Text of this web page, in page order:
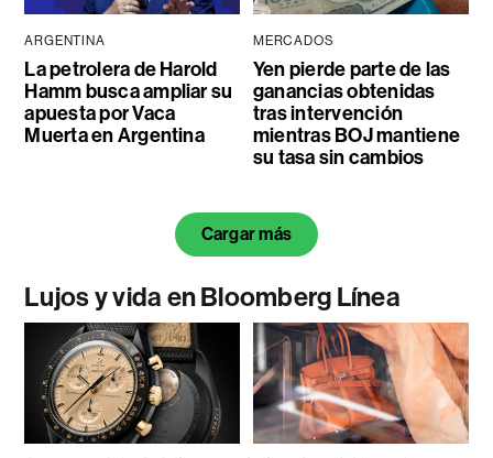
ARGENTINA
La petrolera de Harold
Hamm busca ampliar su
apuesta por Vaca
Muerta en Argentina
MERCADOS
Yen pierde parte de las
ganancias obtenidas
tras intervención
mientras BOJ mantiene
su tasa sin cambios
Cargar más
Lujos y vida en Bloomberg Línea